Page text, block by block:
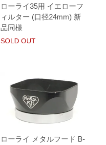
ローライ35用 イエローフ
ィルター (口径24mm) 新
品同様
SOLD OUT
ローライ メタルフード B-